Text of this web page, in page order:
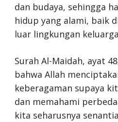
dan budaya, sehingga
hidup yang alami, baik
luar lingkungan
Surah Al-Maidah, ayat
bahwa Allah
keberagaman supaya
dan memahami
kita seharusnya